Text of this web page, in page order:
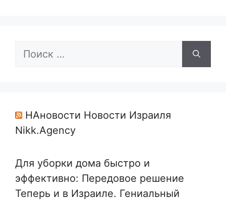
Поиск:
НАновости Новости Израиля
Nikk.Agency
Для уборки дома быстро и
эффективно: Передовое решение
Теперь и в Израиле. Гениальный